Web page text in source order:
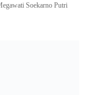
Soekarno Putri